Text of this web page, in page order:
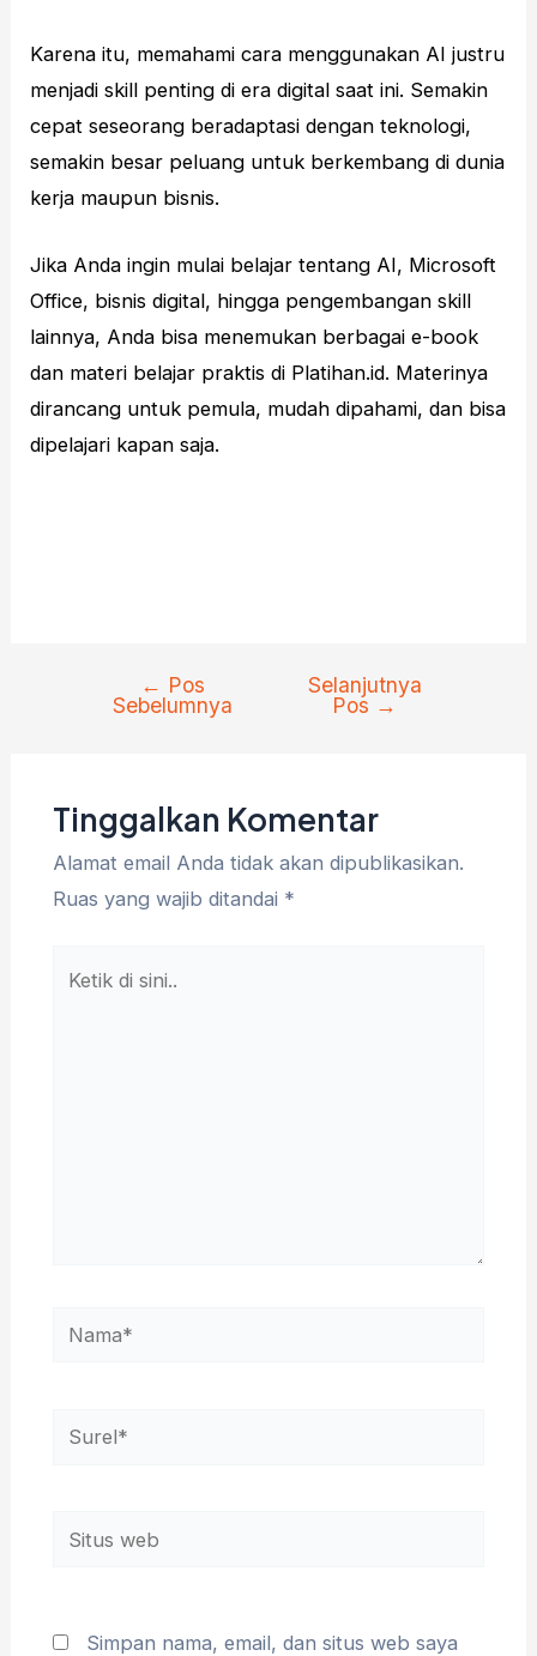
Karena itu, memahami cara menggunakan AI justru
menjadi skill penting di era digital saat ini. Semakin
cepat seseorang beradaptasi dengan teknologi,
semakin besar peluang untuk berkembang di dunia
kerja maupun bisnis.
Jika Anda ingin mulai belajar tentang AI, Microsoft
Office, bisnis digital, hingga pengembangan skill
lainnya, Anda bisa menemukan berbagai e-book
dan materi belajar praktis di Platihan.id. Materinya
dirancang untuk pemula, mudah dipahami, dan bisa
dipelajari kapan saja.
Navigasi← Pos
Sebelumnya
Selanjutnya
Pos →
Tinggalkan Komentar
Alamat email Anda tidak akan dipublikasikan.
Ruas yang wajib ditandai *
Nama*
Surel*
Situs
Simpan nama, email, dan situs web saya